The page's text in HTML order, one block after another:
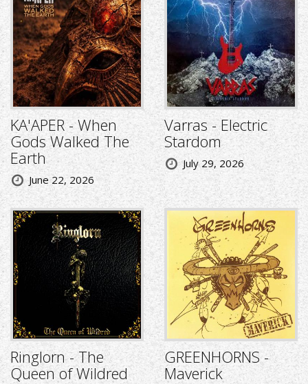
KA'APER - When
Gods Walked The
Earth
June 22, 2026
Varras - Electric
Stardom
July 29, 2026
Ringlorn - The
Queen of Wildred
GREENHORNS -
Maverick